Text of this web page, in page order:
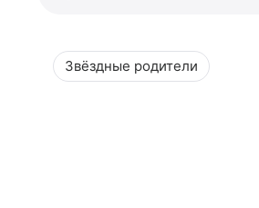
Звёздные родители